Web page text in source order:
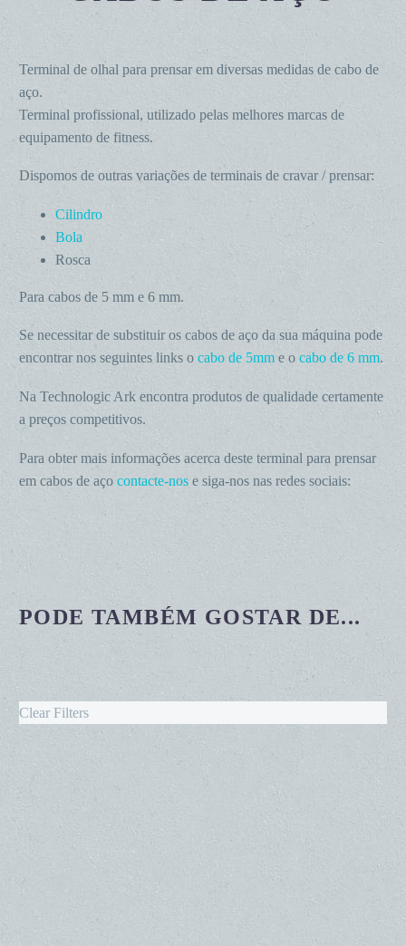
Terminal de olhal para prensar em diversas medidas de cabo de
aço.
Terminal profissional, utilizado pelas melhores marcas de
equipamento de fitness.
Dispomos de outras variações de terminais de cravar / prensar:
Cilindro
Bola
Rosca
Para cabos de 5 mm e 6 mm.
Se necessitar de substituir os cabos de aço da sua máquina pode
encontrar nos seguintes links o cabo de 5mm e o cabo de 6 mm.
Na Technologic Ark encontra produtos de qualidade certamente
a preços competitivos.
Para obter mais informações acerca deste terminal para prensar
em cabos de aço contacte-nos e siga-nos nas redes sociais:
PODE TAMBÉM GOSTAR DE...
Clear Filters